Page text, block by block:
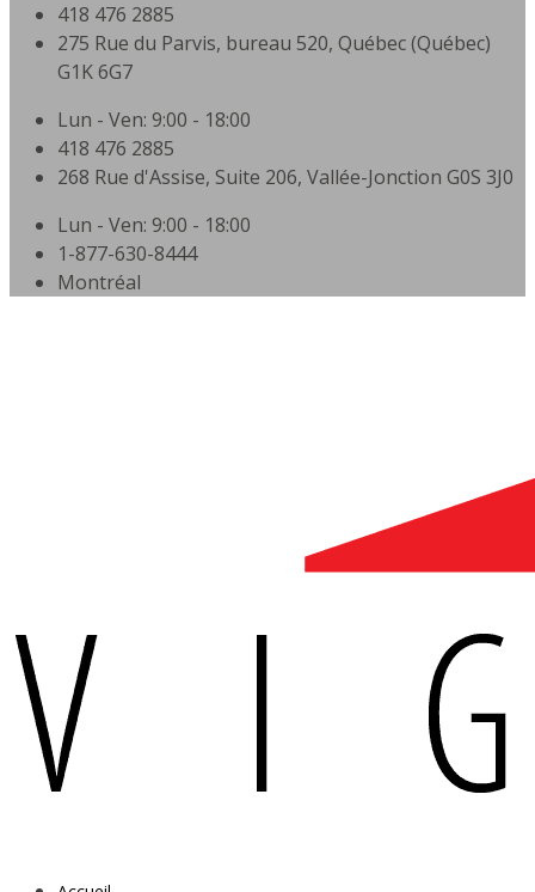
418 476 2885
275 Rue du Parvis, bureau 520, Québec (Québec)
G1K 6G7
Lun - Ven: 9:00 - 18:00
418 476 2885
268 Rue d'Assise, Suite 206, Vallée-Jonction G0S 3J0
Lun - Ven: 9:00 - 18:00
1-877-630-8444
Montréal